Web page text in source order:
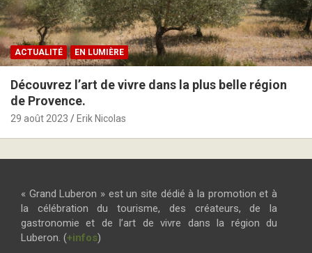
ACTUALITÉ EN LUMIÈRE
Découvrez l’art de vivre dans la plus belle région
de Provence.
29 août 2023 Erik Nicolas
« Grand Luberon » est un site dédié à la promotion et à
la célébration du tourisme, des créateurs, de la
gastronomie et de l’art de vivre dans la région du
Luberon. (+infos)